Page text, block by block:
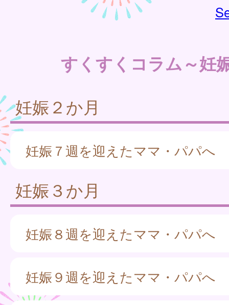
すくすくコラム～妊
妊娠２か月
妊娠７週を迎えたママ・パパへ
妊娠３か月
妊娠８週を迎えたママ・パパへ
妊娠９週を迎えたママ・パパへ